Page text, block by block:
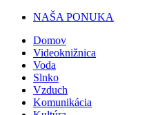
NAŠA PONUKA
Domov
Videoknižnica
Voda
Slnko
Vzduch
Komunikácia